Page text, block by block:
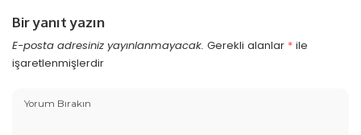
Bir yanıt yazın
E-posta adresiniz yayınlanmayacak. Gerekli alanlar * ile
işaretlenmişlerdir